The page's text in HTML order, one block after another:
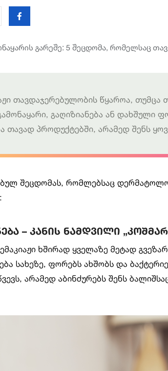
თავდაჯერებულობის წყაროა, თუმცა
გაღიზიანება ან დახშული
თავად პროდუქტებში, არამედ შენს
შეცდომას, რომლებსაც
– კანის ნამდვილი
ხშირად ყველაზე მეტად
სახეზე, ფორებს ახშობს და
არამედ აბინძურებს შენს